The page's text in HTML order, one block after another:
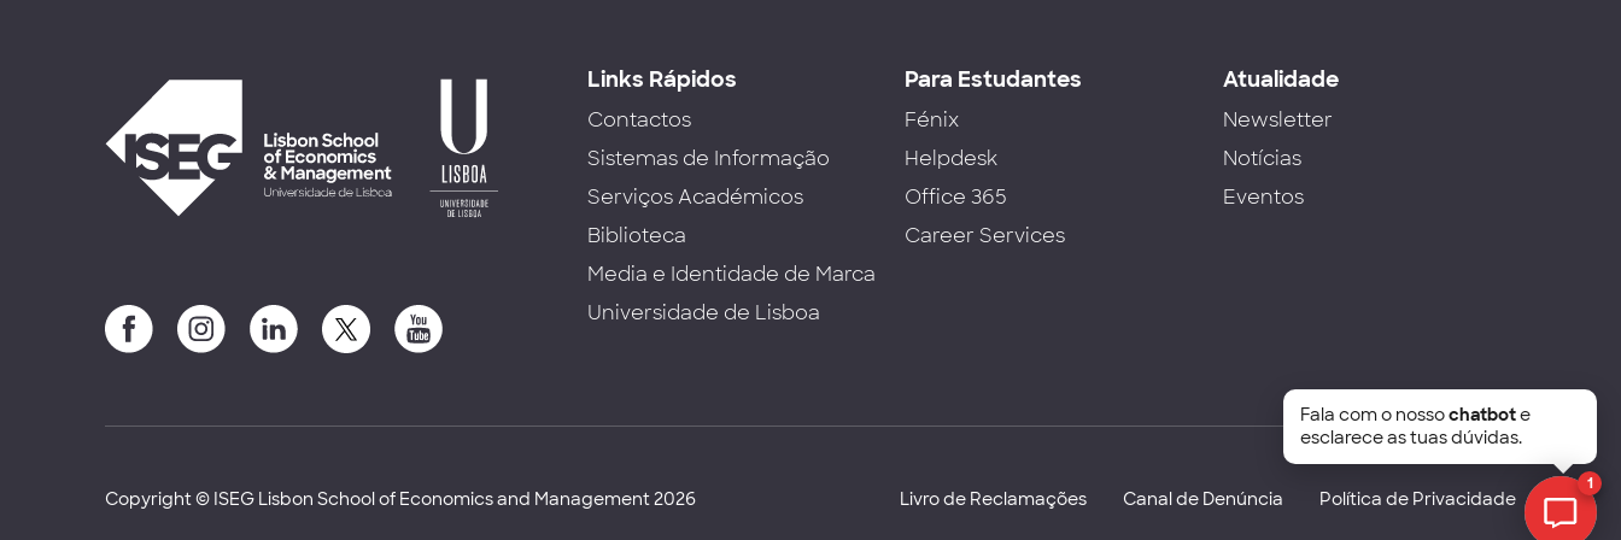
Links Rápidos
Contactos
Sistemas de Informação
Serviços Académicos
Biblioteca
Media e Identidade de Marca
Universidade de Lisboa
Para Estudantes
Fénix
Helpdesk
Office 365
Career Services
Atualidade
Newsletter
Notícias
Eventos
Copyright © ISEG Lisbon School of Economics and Management 2026 Livro de Reclamações Canal de Denúncia Política de Privacidade
1
Fala com o nossochatbote
esclarece as tuas dúvidas.